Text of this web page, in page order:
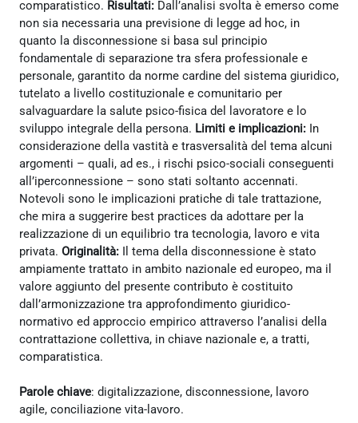
comparatistico. Risultati: Dall’analisi svolta è emerso come
non sia necessaria una previsione di legge ad hoc, in
quanto la disconnessione si basa sul principio
fondamentale di separazione tra sfera professionale e
personale, garantito da norme cardine del sistema giuridico,
tutelato a livello costituzionale e comunitario per
salvaguardare la salute psico-fisica del lavoratore e lo
sviluppo integrale della persona. Limiti e implicazioni: In
considerazione della vastità e trasversalità del tema alcuni
argomenti – quali, ad es., i rischi psico-sociali conseguenti
all’iperconnessione – sono stati soltanto accennati.
Notevoli sono le implicazioni pratiche di tale trattazione,
che mira a suggerire best practices da adottare per la
realizzazione di un equilibrio tra tecnologia, lavoro e vita
privata. Originalità: Il tema della disconnessione è stato
ampiamente trattato in ambito nazionale ed europeo, ma il
valore aggiunto del presente contributo è costituito
dall’armonizzazione tra approfondimento giuridico-
normativo ed approccio empirico attraverso l’analisi della
contrattazione collettiva, in chiave nazionale e, a tratti,
comparatistica.
Parole chiave: digitalizzazione, disconnessione, lavoro
agile, conciliazione vita-lavoro.